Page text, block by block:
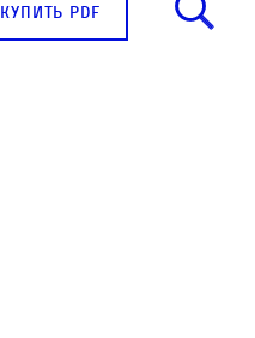
купить pdf